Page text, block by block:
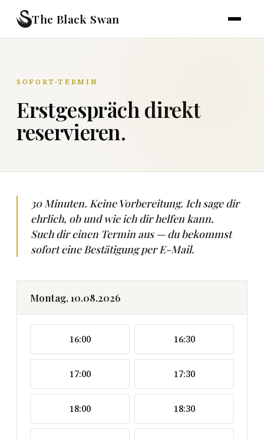
The Black Swan
SOFORT-TERMIN
Erstgespräch direkt
reservieren.
30 Minuten. Keine Vorbereitung. Ich sage dir
ehrlich, ob und wie ich dir helfen kann.
Such dir einen Termin aus — du bekommst
sofort eine Bestätigung per E-Mail.
Montag, 10.08.2026
16:00 16:30
17:00 17:30
18:00 18:30